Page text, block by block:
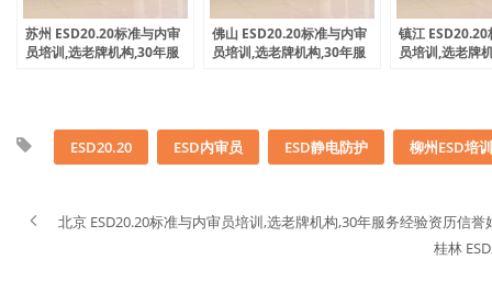
苏州 ESD20.20标准与内审
员培训,选老牌机构,30年服
佛山 ESD20.20标准与内审
员培训,选老牌机构,30年服
镇江
员培训,选老牌
ESD20.20 ESD内审员 ESD静电防护 柳州ESD培训
北京 ESD20.20标准与内审员培训,选老牌机构,30年服务经验资历信誉
桂林